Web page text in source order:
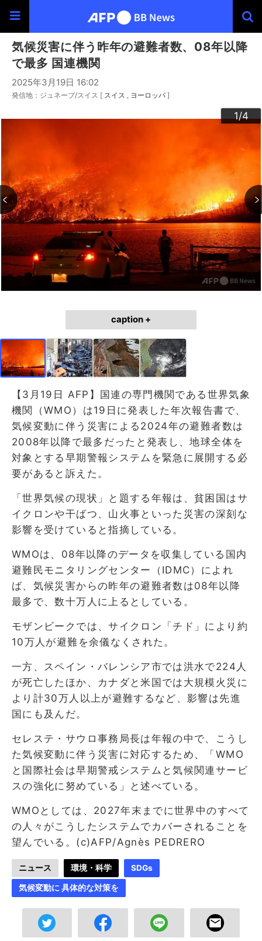
気候災害に伴う昨年の避難者数、08年以降
で最多 国連機関
2025年3月19日 16:02
発信地：ジュネーブ/スイス [ スイス ヨーロッパ ]
1/4
2/4
3/4
4/4
caption +
【3月19日 AFP】国連の専門機関である世界気象
機関（WMO）は19日に発表した年次報告書で、
気候変動に伴う災害による2024年の避難者数は
2008年以降で最多だったと発表し、地球全体を
対象とする早期警報システムを緊急に展開する必
要があると訴えた。
「世界気候の現状」と題する年報は、貧困国はサ
イクロンや干ばつ、山火事といった災害の深刻な
影響を受けていると指摘している。
WMOは、08年以降のデータを収集している国内
避難民モニタリングセンター（IDMC）によれ
ば、気候災害からの昨年の避難者数は08年以降
最多で、数十万人に上るとしている。
モザンビークでは、サイクロン「チド」により約
10万人が避難を余儀なくされた。
一方、スペイン・バレンシア市では洪水で224人
が死亡したほか、カナダと米国では大規模火災に
より計30万人以上が避難するなど、影響は先進
国にも及んだ。
セレステ・サウロ事務局長は年報の中で、こうし
た気候変動に伴う災害に対応するため、「WMO
と国際社会は早期警戒システムと気候関連サービ
スの強化に努めている」と述べている。
WMOとしては、2027年末までに世界中のすべて
の人々がこうしたシステムでカバーされることを
望んでいる。(c)AFP/Agnès PEDRERO
ニュース 環境・科学 SDGs
気候変動に 具体的な対策を